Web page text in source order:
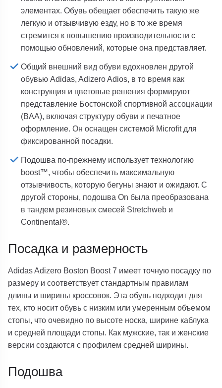
элементах. Обувь обещает обеспечить такую же
легкую и отзывчивую езду, но в то же время
стремится к повышению производительности с
помощью обновлений, которые она представляет.
Общий внешний вид обуви вдохновлен другой
обувью Adidas, Adizero Adios, в то время как
конструкция и цветовые решения формируют
представление Бостонской спортивной ассоциации
(BAA), включая структуру обуви и печатное
оформление. Он оснащен системой Microfit для
фиксированной посадки.
Подошва по-прежнему использует технологию
boost™, чтобы обеспечить максимальную
отзывчивость, которую бегуны знают и ожидают. С
другой стороны, подошва On была преобразована
в тандем резиновых смесей Stretchweb и
Continental®.
Посадка и размерность
Adidas Adizero Boston Boost 7 имеет точную посадку по
размеру и соответствует стандартным правилам
длины и ширины кроссовок. Эта обувь подходит для
тех, кто носит обувь с низким или умеренным объемом
стопы, что очевидно по высоте носка, ширине каблука
и средней площади стопы. Как мужские, так и женские
версии создаются с профилем средней ширины.
Подошва